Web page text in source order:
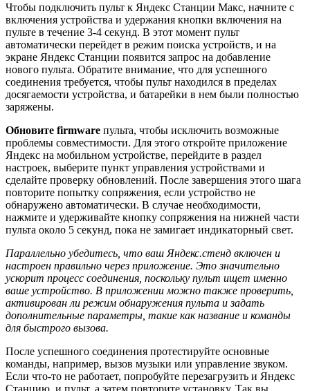
Чтобы подключить пульт к Яндекс Станции Макс, начните с
включения устройства и удержания кнопки включения на
пульте в течение 3-4 секунд. В этот момент пульт
автоматически перейдет в режим поиска устройств, и на
экране Яндекс Станции появится запрос на добавление
нового пульта. Обратите внимание, что для успешного
соединения требуется, чтобы пульт находился в пределах
досягаемости устройства, и батарейки в нем были полностью
заряжены.
Обновите firmware пульта, чтобы исключить возможные
проблемы совместимости. Для этого откройте приложение
Яндекс на мобильном устройстве, перейдите в раздел
настроек, выберите пункт управления устройствами и
сделайте проверку обновлений. После завершения этого шага
повторите попытку сопряжения, если устройство не
обнаружено автоматически. В случае необходимости,
нажмите и удерживайте кнопку сопряжения на нижней части
пульта около 5 секунд, пока не замигает индикаторный свет.
Параллельно убедитесь, что ваш Яндекс.стенд включен и
настроен правильно через приложение. Это значительно
ускорит процесс соединения, поскольку пульт ищет именно
ваше устройство. В приложении можно также проверить,
активирован ли режим обнаружения пульта и задать
дополнительные параметры, такие как название и команды
для быстрого вызова.
После успешного соединения протестируйте основные
команды, например, вызов музыки или управление звуком.
Если что-то не работает, попробуйте перезагрузить и Яндекс
Станцию, и пульт, а затем повторите установку. Так вы